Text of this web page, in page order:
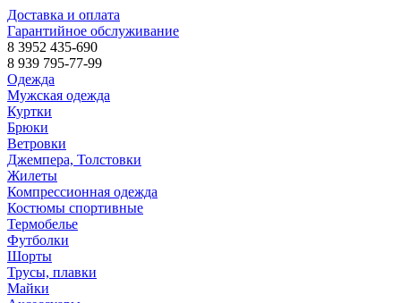
Доставка и оплата
Гарантийное обслуживание
8 3952 435-690
8 939 795-77-99
Одежда
Мужская одежда
Куртки
Брюки
Ветровки
Джемпера, Толстовки
Жилеты
Компрессионная одежда
Костюмы спортивные
Термобелье
Футболки
Шорты
Трусы, плавки
Майки